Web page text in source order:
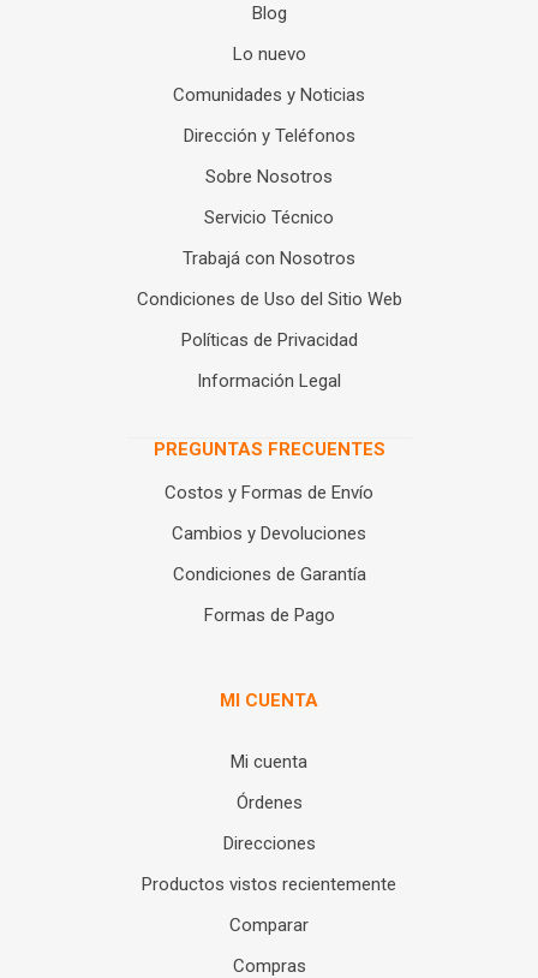
Blog
Lo nuevo
Comunidades y Noticias
Dirección y Teléfonos
Sobre Nosotros
Servicio Técnico
Trabajá con Nosotros
Condiciones de Uso del Sitio Web
Políticas de Privacidad
Información Legal
PREGUNTAS FRECUENTES
Costos y Formas de Envío
Cambios y Devoluciones
Condiciones de Garantía
Formas de Pago
MI CUENTA
Mi cuenta
Órdenes
Direcciones
Productos vistos recientemente
Comparar
Compras